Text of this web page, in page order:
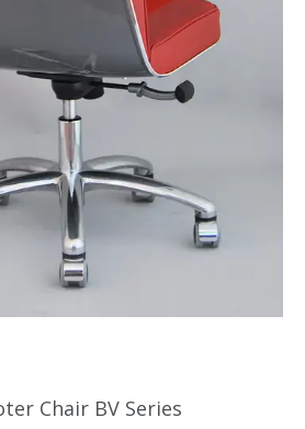
Chair BV Series